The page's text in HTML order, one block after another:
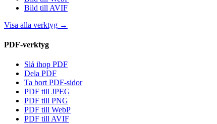
Bild till AVIF
Visa alla verktyg →
PDF-verktyg
Slå ihop PDF
Dela PDF
Ta bort PDF-sidor
PDF till JPEG
PDF till PNG
PDF till WebP
PDF till AVIF